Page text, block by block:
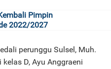
Pimpin
2022/2027
perunggu Sulsel, Muh.
D, Ayu Anggraeni